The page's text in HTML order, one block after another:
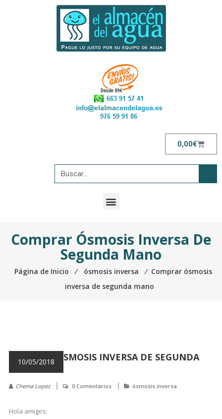
0,00€
Comprar Ósmosis Inversa De
Segunda Mano
Página de Inicio ⁄ ósmosis inversa ⁄ Comprar ósmosis
inversa de segunda mano
10/05/2018
COMPRAR ÓSMOSIS INVERSA DE SEGUNDA
Chema Lopez 0 Comentarios ósmosis inversa
Hola amigos: